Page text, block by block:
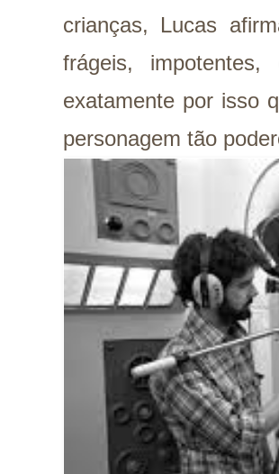
crianças, Lucas
frágeis,
exatamente por isso
personagem tão